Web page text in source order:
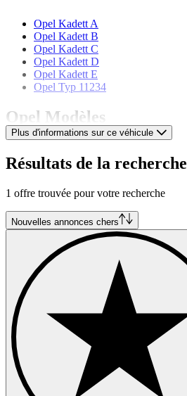
Opel Kadett A
Opel Kadett B
Opel Kadett C
Opel Kadett D
Opel Kadett E
Opel Typ 11234
Opel Modèles
Opel Blitz
Opel Commodore
Opel Frontera
Opel GT
Opel Kapitän
Opel Manta
Opel Rekord
Opel Speedster
Opel Tigra
Plus d'informations sur ce véhicule
Résultats de la recherche
1 offre trouvée pour votre recherche
Nouvelles annonces chers